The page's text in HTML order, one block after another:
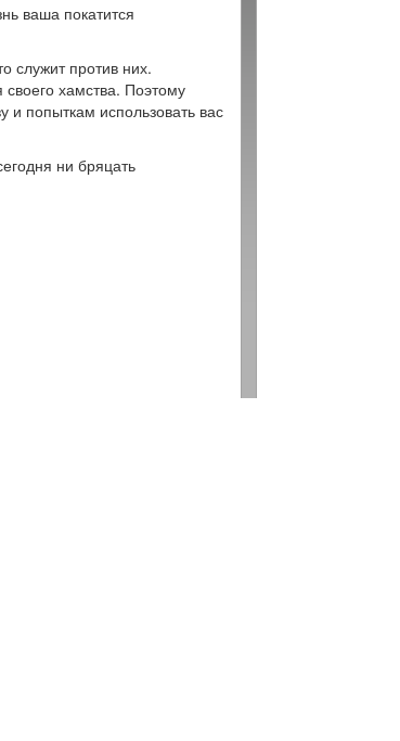
ваша покатится
служит против них.
хамства. Поэтому
и попыткам использовать вас
ни бряцать